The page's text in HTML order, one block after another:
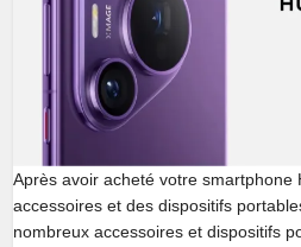
Après avoir acheté votre smartphone
accessoires et des dispositifs
nombreux accessoires et dispositifs